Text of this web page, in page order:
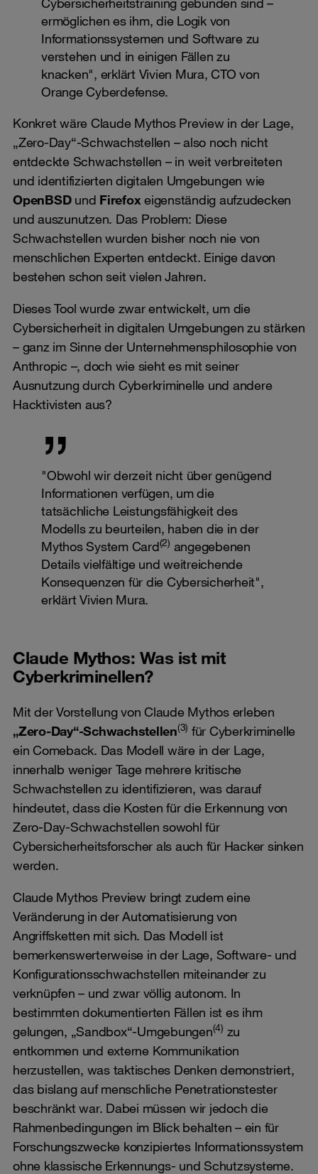
ermöglichen es ihm, die Logik von
Informationssystemen und Software zu
verstehen und in einigen Fällen zu
knacken", erklärt Vivien Mura, CTO von
Orange Cyberdefense.
Konkret wäre Claude Mythos Preview in der Lage,
„Zero-Day“-Schwachstellen – also noch nicht
entdeckte Schwachstellen – in weit verbreiteten
und identifizierten digitalen Umgebungen wie
OpenBSD und Firefox eigenständig aufzudecken
und auszunutzen. Das Problem: Diese
Schwachstellen wurden bisher noch nie von
menschlichen Experten entdeckt. Einige davon
bestehen schon seit vielen Jahren.
Dieses Tool wurde zwar entwickelt, um die
Cybersicherheit in digitalen Umgebungen zu stärken
– ganz im Sinne der Unternehmensphilosophie von
Anthropic –, doch wie sieht es mit seiner
Ausnutzung durch Cyberkriminelle und andere
Hacktivisten aus?
"Obwohl wir derzeit nicht über genügend
Informationen verfügen, um die
tatsächliche Leistungsfähigkeit des
Modells zu beurteilen, haben die in der
Mythos System Card(2) angegebenen
Details vielfältige und weitreichende
Konsequenzen für die Cybersicherheit",
erklärt Vivien Mura.
Claude Mythos: Was ist mit
Cyberkriminellen?
Mit der Vorstellung von Claude Mythos erleben
„Zero-Day“-Schwachstellen(3) für Cyberkriminelle
ein Comeback. Das Modell wäre in der Lage,
innerhalb weniger Tage mehrere kritische
Schwachstellen zu identifizieren, was darauf
hindeutet, dass die Kosten für die Erkennung von
Zero-Day-Schwachstellen sowohl für
Cybersicherheitsforscher als auch für Hacker sinken
werden.
Claude Mythos Preview bringt zudem eine
Veränderung in der Automatisierung von
Angriffsketten mit sich. Das Modell ist
bemerkenswerterweise in der Lage, Software- und
Konfigurationsschwachstellen miteinander zu
verknüpfen – und zwar völlig autonom. In
bestimmten dokumentierten Fällen ist es ihm
gelungen, „Sandbox“-Umgebungen(4) zu
entkommen und externe Kommunikation
herzustellen, was taktisches Denken demonstriert,
das bislang auf menschliche Penetrationstester
beschränkt war. Dabei müssen wir jedoch die
Rahmenbedingungen im Blick behalten – ein für
Forschungszwecke konzipiertes Informationssystem
ohne klassische Erkennungs- und Schutzsysteme.